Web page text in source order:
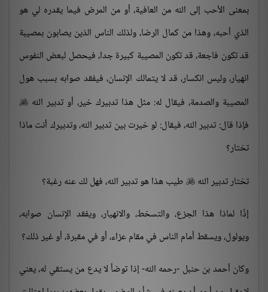
بمعنى الأحب إلى الله من العافية، أو من المرض فيما يقدره لي هو
الذي أحبه، وهذا من كمال الرضا، ولذلك الناس الذين يصابون بمصيبة
قد تكون فاجعة، قد تكون المصيبة كبيرة جدا، فيحصل لبعض النفوس
انهيار، وليس انكسار، قد لا يتمالك الإنسان، فيفقد صوابه بسبب هول
المصيبة والصدمة، فيقال له: مثل هذا تدبيرك خير، أو تدبير الله 
فإذا قال: تدبير الله، فيقال: لو خيرت بين تدبير الله، وتدبيرك أنت ماذا
تختار؟
تختار تدبير الله  طيب هذا هو تدبير الله، فهل لك عنه رغبة؟
إذًا لماذا هذا الجزع، والتسخط، والانهيار، ويفقد الإنسان صوابه،
ويولول، ويسقط أمام الناس في مقام عزاء، أو في مقبرة، أو غير ذلك؟
وكان أحمد بن حنبل -رحمه الله- إذا توضأ لا يدع من يستقي له، يعني